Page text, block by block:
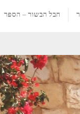
חבל הבשור – הספר